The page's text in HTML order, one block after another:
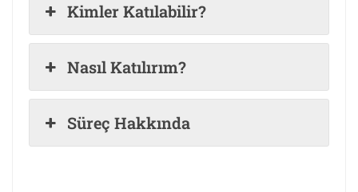
Kimler Katılabilir?
Nasıl Katılırım?
Süreç Hakkında